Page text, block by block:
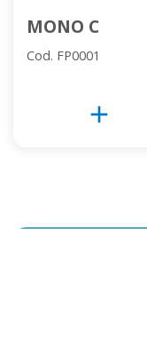
MONO C
Cod. FP0001
add